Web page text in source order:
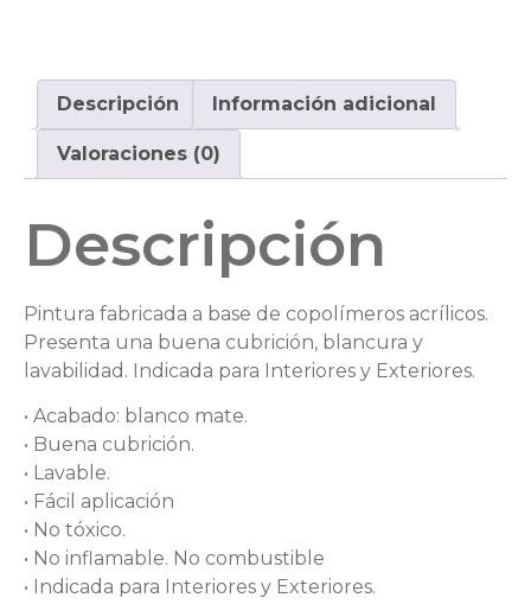
Descripción Información adicional
Valoraciones (0)
Descripción
Pintura fabricada a base de copolímeros acrílicos.
Presenta una buena cubrición, blancura y
lavabilidad. Indicada para Interiores y Exteriores.
• Acabado: blanco mate.
• Buena cubrición.
• Lavable.
• Fácil aplicación
• No tóxico.
• No inflamable. No combustible
• Indicada para Interiores y Exteriores.